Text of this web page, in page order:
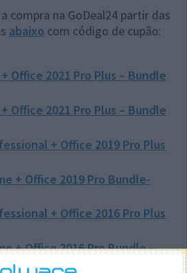
compra na GoDeal24 partir das
abaixo com código de cupão:
Office 2021 Pro Plus – Bundle
Office 2021 Pro Plus – Bundle
+ Office 2019 Pro Plus
+ Office 2019 Pro Bundle-
+ Office 2016 Pro Plus
+ Office 2016 Pro Bundle –